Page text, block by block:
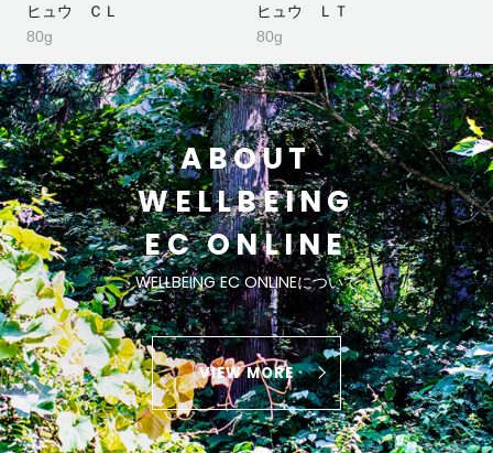
ヒュウ ＣＬ
80g
ヒュウ ＬＴ
80g
ABOUT
WELLBEING
EC ONLINE
WELLBEING EC ONLINEについて
VIEW MORE